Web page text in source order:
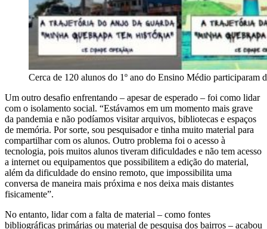
Cerca de 120 alunos do 1º ano do Ensino Médio participaram
Um outro desafio enfrentando – apesar de esperado – foi como lidar
com o isolamento social. “Estávamos em um momento mais grave
da pandemia e não podíamos visitar arquivos, bibliotecas e espaços
de memória. Por sorte, sou pesquisador e tinha muito material para
compartilhar com os alunos. Outro problema foi o acesso à
tecnologia, pois muitos alunos tiveram dificuldades e não tem acesso
a internet ou equipamentos que possibilitem a edição do material,
além da dificuldade do ensino remoto, que impossibilita uma
conversa de maneira mais próxima e nos deixa mais distantes
fisicamente”.
No entanto, lidar com a falta de material – como fontes
bibliográficas primárias ou material de pesquisa dos bairros – acabou